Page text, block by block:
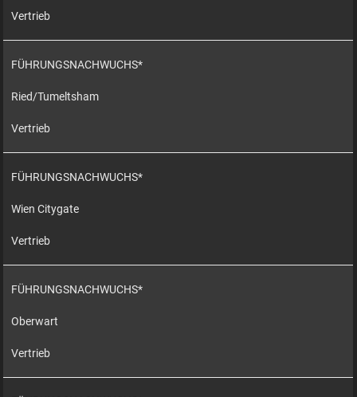
Vertrieb
FÜHRUNGSNACHWUCHS*
Ried/Tumeltsham
Vertrieb
FÜHRUNGSNACHWUCHS*
Wien Citygate
Vertrieb
FÜHRUNGSNACHWUCHS*
Oberwart
Vertrieb